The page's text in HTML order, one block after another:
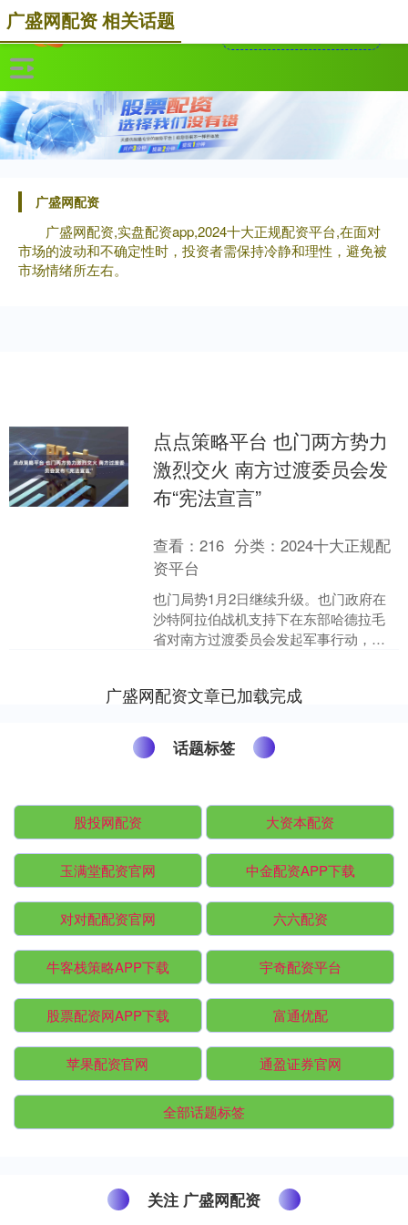
广盛网配资
广盛网配资,实盘配资app,2024十大正规配资平台,在面对
市场的波动和不确定性时，投资者需保持冷静和理性，避免被
市场情绪所左右。
广盛网配资 相关话题
点点策略平台 也门两方势力
激烈交火 南方过渡委员会发
布“宪法宣言”
查看：216 分类：2024十大正规配
资平台
也门局势1月2日继续升级。也门政府在
沙特阿拉伯战机支持下在东部哈德拉毛
省对南方过渡委员会发起军事行动，双
广盛网配资文章已加载完成
话题标签
股投网配资 大资本配资
玉满堂配资官网 中金配资APP下载
对对配配资官网 六六配资
牛客栈策略APP下载 宇奇配资平台
股票配资网APP下载 富通优配
苹果配资官网 通盈证券官网
全部话题标签
关注 广盛网配资